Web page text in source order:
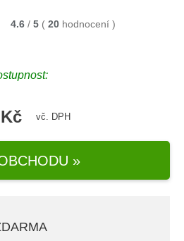
4.6 / 5 ( 20 hodnocení )
vč. DPH
»